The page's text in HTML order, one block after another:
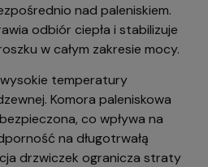
nad paleniskiem.
odbiór ciepła i stabilizuje
w całym zakresie mocy.
temperatury
Komora paleniskowa
co wpływa na
na długotrwałą
drzwiczek ogranicza straty